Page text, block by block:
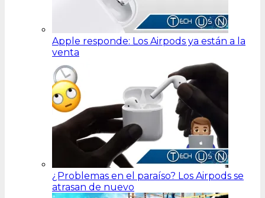
Apple responde: Los Airpods ya están a la
venta
¿Problemas en el paraíso? Los Airpods se
atrasan de nuevo